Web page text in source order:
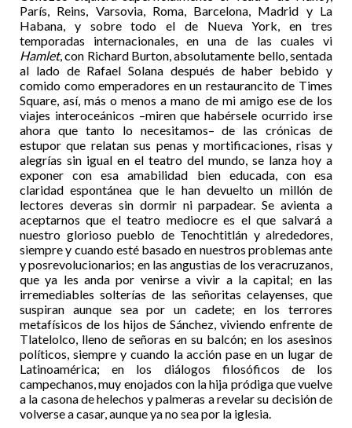
París, Reins, Varsovia, Roma, Barcelona, Madrid y La
Habana, y sobre todo el de Nueva York, en tres
temporadas internacionales, en una de las cuales vi
Hamlet, con Richard Burton, absolutamente bello, sentada
al lado de Rafael Solana después de haber bebido y
comido como emperadores en un restaurancito de Times
Square, así, más o menos a mano de mi amigo ese de los
viajes interoceánicos –miren que habérsele ocurrido irse
ahora que tanto lo necesitamos– de las crónicas de
estupor que relatan sus penas y mortificaciones, risas y
alegrías sin igual en el teatro del mundo, se lanza hoy a
exponer con esa amabilidad bien educada, con esa
claridad espontánea que le han devuelto un millón de
lectores deveras sin dormir ni parpadear. Se avienta a
aceptarnos que el teatro mediocre es el que salvará a
nuestro glorioso pueblo de Tenochtitlán y alrededores,
siempre y cuando esté basado en nuestros problemas ante
y posrevolucionarios; en las angustias de los veracruzanos,
que ya les anda por venirse a vivir a la capital; en las
irremediables solterías de las señoritas celayenses, que
suspiran aunque sea por un cadete; en los terrores
metafísicos de los hijos de Sánchez, viviendo enfrente de
Tlatelolco, lleno de señoras en su balcón; en los asesinos
políticos, siempre y cuando la acción pase en un lugar de
Latinoamérica; en los diálogos filosóficos de los
campechanos, muy enojados con la hija pródiga que vuelve
a la casona de helechos y palmeras a revelar su decisión de
volverse a casar, aunque ya no sea por la iglesia.